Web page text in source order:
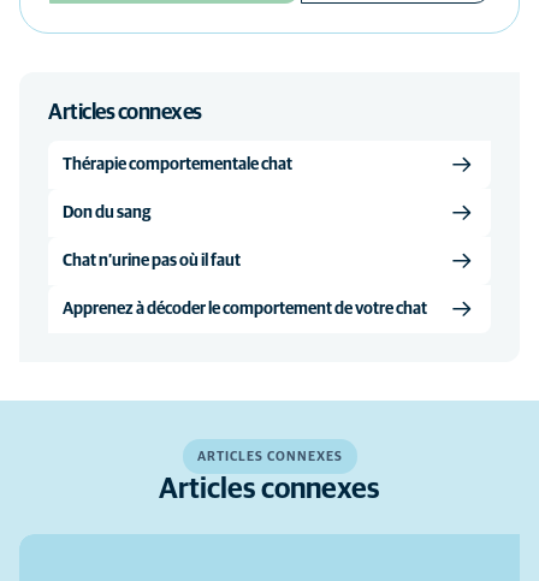
Articles connexes
Thérapie comportementale chat
Don du sang
Chat n’urine pas où il faut
Apprenez à décoder le comportement de votre chat
ARTICLES CONNEXES
Articles connexes